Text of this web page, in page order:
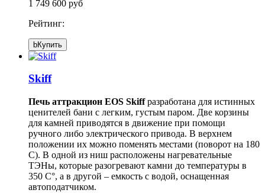
1 749 600 руб
Рейтинг:
bКупить
Skiff
Печь аттракцион EOS Skiffразработана для истинных
ценителей бани с легким, густым паром. Две корзины
для камней приводятся в движение при помощи
ручного либо электрического привода. В верхнем
положении их можно поменять местами (поворот на 180
С). В одной из ниш расположены нагревательные
ТЭНы, которые разогревают камни до температуры в
350 С°, а в другой – емкость с водой, оснащенная
автоподатчиком.